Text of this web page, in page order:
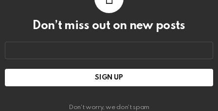
Don’t miss out on new posts
Don't worry, we don't spam